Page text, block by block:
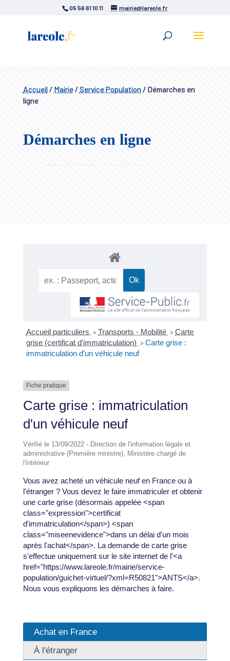
05 56 61 10 11 mairie@lareole.fr
Accueil/ Mairie/Service Population/Démarches en
ligne
Démarches en ligne
Accueil particuliers > Transports - Mobilité > Carte
grise (certificat d'immatriculation) > Carte grise :
immatriculation d'un véhicule neuf
Fiche pratique
Carte grise : immatriculation
d'un véhicule neuf
Vérifié le 13/09/2022 - Direction de l'information légale et
administrative (Première ministre), Ministère chargé de
l'intérieur
Vous avez acheté un véhicule neuf en France ou à
l'étranger ? Vous devez le faire immatriculer et obtenir
une carte grise (désormais appelée <span
class="expression">certificat
d'immatriculation</span>) <span
class="miseenevidence">dans un délai d'un mois
après l'achat</span>. La demande de carte grise
s'effectue uniquement sur le site internet de l'<a
href="https://www.lareole.fr/mairie/service-
population/guichet-virtuel/?xml=R50821">ANTS</a>.
Nous vous expliquons les démarches à faire.
Achat en France
À l'étranger